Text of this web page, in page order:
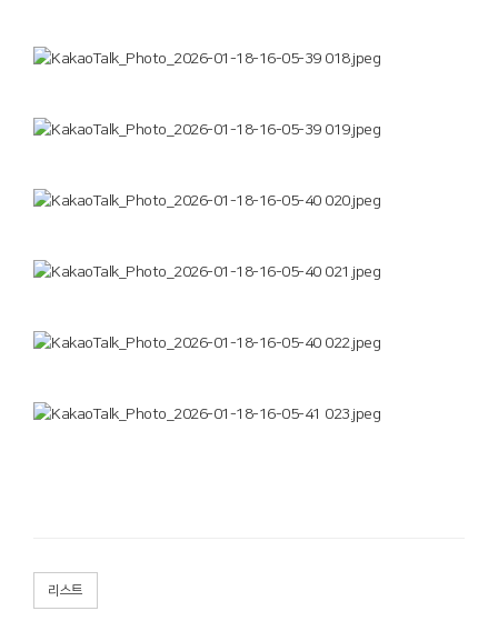
리스트